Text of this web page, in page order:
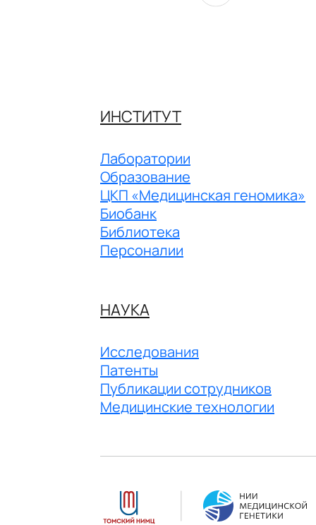
ИНСТИТУТ
Лаборатории
Образование
ЦКП «Медицинская геномика»
Биобанк
Библиотека
Персоналии
НАУКА
Исследования
Патенты
Публикации сотрудников
Медицинские технологии